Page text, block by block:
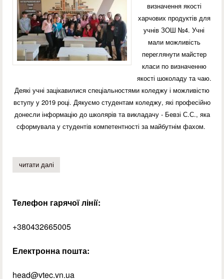
визначення якості
харчових продуктів для
учнів ЗОШ №4. Учні
мали можливість
переглянути майстер
класи по визначенню
якості шоколаду та чаю.
Деякі учні зацікавилися спеціальностями коледжу і можливістю
вступу у 2019 році. Дякуємо студентам коледжу, які професійно
донесли інформацію до школярів та викладачу - Бевзі С.С., яка
сформувала у студентів компетентності за майбутнім фахом.
читати далі
Телефон гарячої лінії:
+380432665005
Електронна пошта:
head@vtec.vn.ua